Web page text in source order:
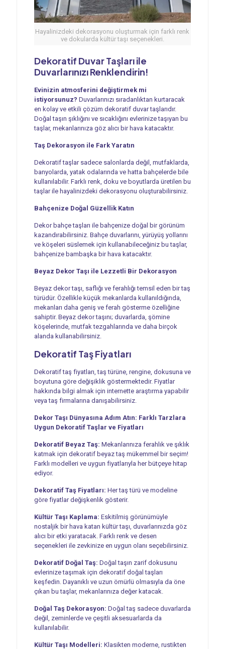
Hayalinizdeki dekorasyonu oluşturmak için farklı renk
ve dokularda kültür taşı seçenekleri.
Dekoratif Duvar Taşları ile
Duvarlarınızı Renklendirin!
Evinizin atmosferini değiştirmek mi
istiyorsunuz? Duvarlarınızı sıradanlıktan kurtaracak
en kolay ve etkili çözüm dekoratif duvar taşlarıdır.
Doğal taşın şıklığını ve sıcaklığını evlerinize taşıyan bu
taşlar, mekanlarınıza göz alıcı bir hava katacaktır.
Taş Dekorasyon ile Fark Yaratın
Dekoratif taşlar sadece salonlarda değil, mutfaklarda,
banyolarda, yatak odalarında ve hatta bahçelerde bile
kullanılabilir. Farklı renk, doku ve boyutlarda üretilen bu
taşlar ile hayalinizdeki dekorasyonu oluşturabilirsiniz.
Bahçenize Doğal Güzellik Katın
Dekor bahçe taşları ile bahçenize doğal bir görünüm
kazandırabilirsiniz. Bahçe duvarlarını, yürüyüş yollarını
ve köşeleri süslemek için kullanabileceğiniz bu taşlar,
bahçenize bambaşka bir hava katacaktır.
Beyaz Dekor Taşı ile Lezzetli Bir Dekorasyon
Beyaz dekor taşı, saflığı ve ferahlığı temsil eden bir taş
türüdür. Özellikle küçük mekanlarda kullanıldığında,
mekanları daha geniş ve ferah gösterme özelliğine
sahiptir. Beyaz dekor taşını; duvarlarda, şömine
köşelerinde, mutfak tezgahlarında ve daha birçok
alanda kullanabilirsiniz.
Dekoratif Taş Fiyatları
Dekoratif taş fiyatları, taş türüne, rengine, dokusuna ve
boyutuna göre değişiklik göstermektedir. Fiyatlar
hakkında bilgi almak için internette araştırma yapabilir
veya taş firmalarına danışabilirsiniz.
Dekor Taşı Dünyasına Adım Atın: Farklı Tarzlara
Uygun Dekoratif Taşlar ve Fiyatları
Dekoratif Beyaz Taş: Mekanlarınıza ferahlık ve şıklık
katmak için dekoratif beyaz taş mükemmel bir seçim!
Farklı modelleri ve uygun fiyatlarıyla her bütçeye hitap
ediyor.
Dekoratif Taş Fiyatları: Her taş türü ve modeline
göre fiyatlar değişkenlik gösterir.
Kültür Taşı Kaplama: Eskitilmiş görünümüyle
nostaljik bir hava katan kültür taşı, duvarlarınızda göz
alıcı bir etki yaratacak. Farklı renk ve desen
seçenekleri ile zevkinize en uygun olanı seçebilirsiniz.
Dekoratif Doğal Taş: Doğal taşın zarif dokusunu
evlerinize taşımak için dekoratif doğal taşları
keşfedin. Dayanıklı ve uzun ömürlü olmasıyla da öne
çıkan bu taşlar, mekanlarınıza değer katacak.
Doğal Taş Dekorasyon: Doğal taş sadece duvarlarda
değil, zeminlerde ve çeşitli aksesuarlarda da
kullanılabilir.
Kültür Taşı Modelleri: Klasikten moderne, rustikten